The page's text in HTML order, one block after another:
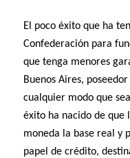
El poco éxito que ha
Confederación para
que tenga menores
Buenos Aires,
cualquier modo que
éxito ha nacido de que
moneda la base real y
papel de crédito,